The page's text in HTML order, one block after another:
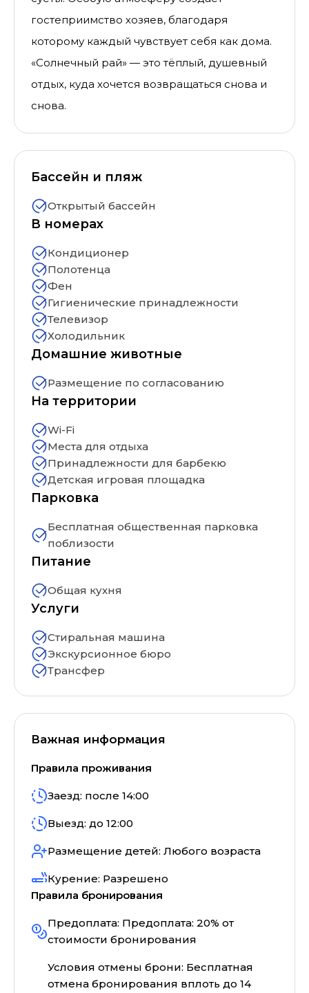
гостеприимство хозяев, благодаря
которому каждый чувствует себя как дома.
«Солнечный рай» — это тёплый, душевный
отдых, куда хочется возвращаться снова и
снова.
Бассейн и пляж
Открытый бассейн
В номерах
Кондиционер
Полотенца
Фен
Гигиенические принадлежности
Телевизор
Холодильник
Домашние животные
Размещение по согласованию
На территории
Wi-Fi
Места для отдыха
Принадлежности для барбекю
Детская игровая площадка
Парковка
Бесплатная общественная парковка
поблизости
Питание
Общая кухня
Услуги
Стиральная машина
Экскурсионное бюро
Трансфер
Важная информация
Правила проживания
Заезд: после 14:00
Выезд: до 12:00
Размещение детей: Любого возраста
Курение: Разрешено
Правила бронирования
Предоплата: Предоплата: 20% от
стоимости бронирования
Условия отмены брони: Бесплатная
отмена бронирования вплоть до 14